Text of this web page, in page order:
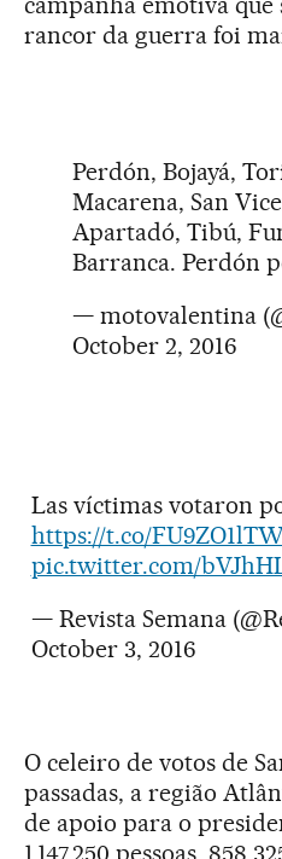
rancor da guerra foi
Perdón, Bojayá,
Macarena, San
Apartadó, Tibú,
Barranca. Perdón
— motovalentina
October 2, 2016
Las víctimas votaron
https://t.co/
pic.twitter.com/
— Revista Semana
October 3, 2016
O celeiro de votos de
passadas, a região
de apoio para o
1.147.250 pessoas,